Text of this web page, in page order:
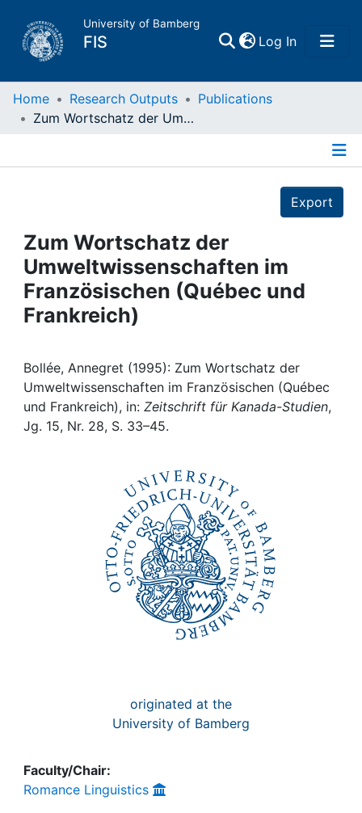
University of Bamberg
FIS Log In(current)
Home
Projects
People
Institutions
Awards
My FIS
Home Research Outputs
Publications
Zum Wortschatz der Umweltwissenschaften im Französischen (Québec und Frankreich)
Export
Zum Wortschatz der
Umweltwissenschaften im
Französischen (Québec und
Frankreich)
Bollée, Annegret (1995): Zum Wortschatz der
Umweltwissenschaften im Französischen (Québec
und Frankreich), in: Zeitschrift für Kanada-Studien,
Jg. 15, Nr. 28, S. 33–45.
originated at the
University of Bamberg
Faculty/Chair:
Romance Linguistics